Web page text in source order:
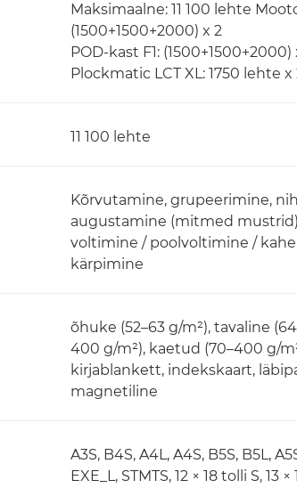
Maksimaalne: 11 100 lehte
(1500+1500+2000) x 2
POD-kast F1: (1500+1500+2000)
Plockmatic LCT XL: 1750 lehte
11 100 lehte
Kõrvutamine, grupeerimine,
augustamine (mitmed
voltimine / poolvoltimine /
kärpimine
õhuke (52–63 g/m²), tavaline
400 g/m²), kaetud (70–400 g/
kirjablankett, indekskaart,
magnetiline
A3S, B4S, A4L, A4S, B5S, B5L,
EXE_L, STMTS, 12 × 18 tolli S,